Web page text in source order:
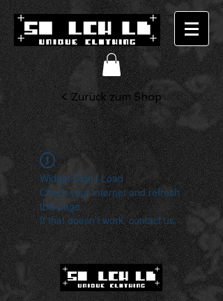
< Zurück zum Shop
Widget Didn’t Load
Check your internet and refresh
this page.
If that doesn’t work, contact us.